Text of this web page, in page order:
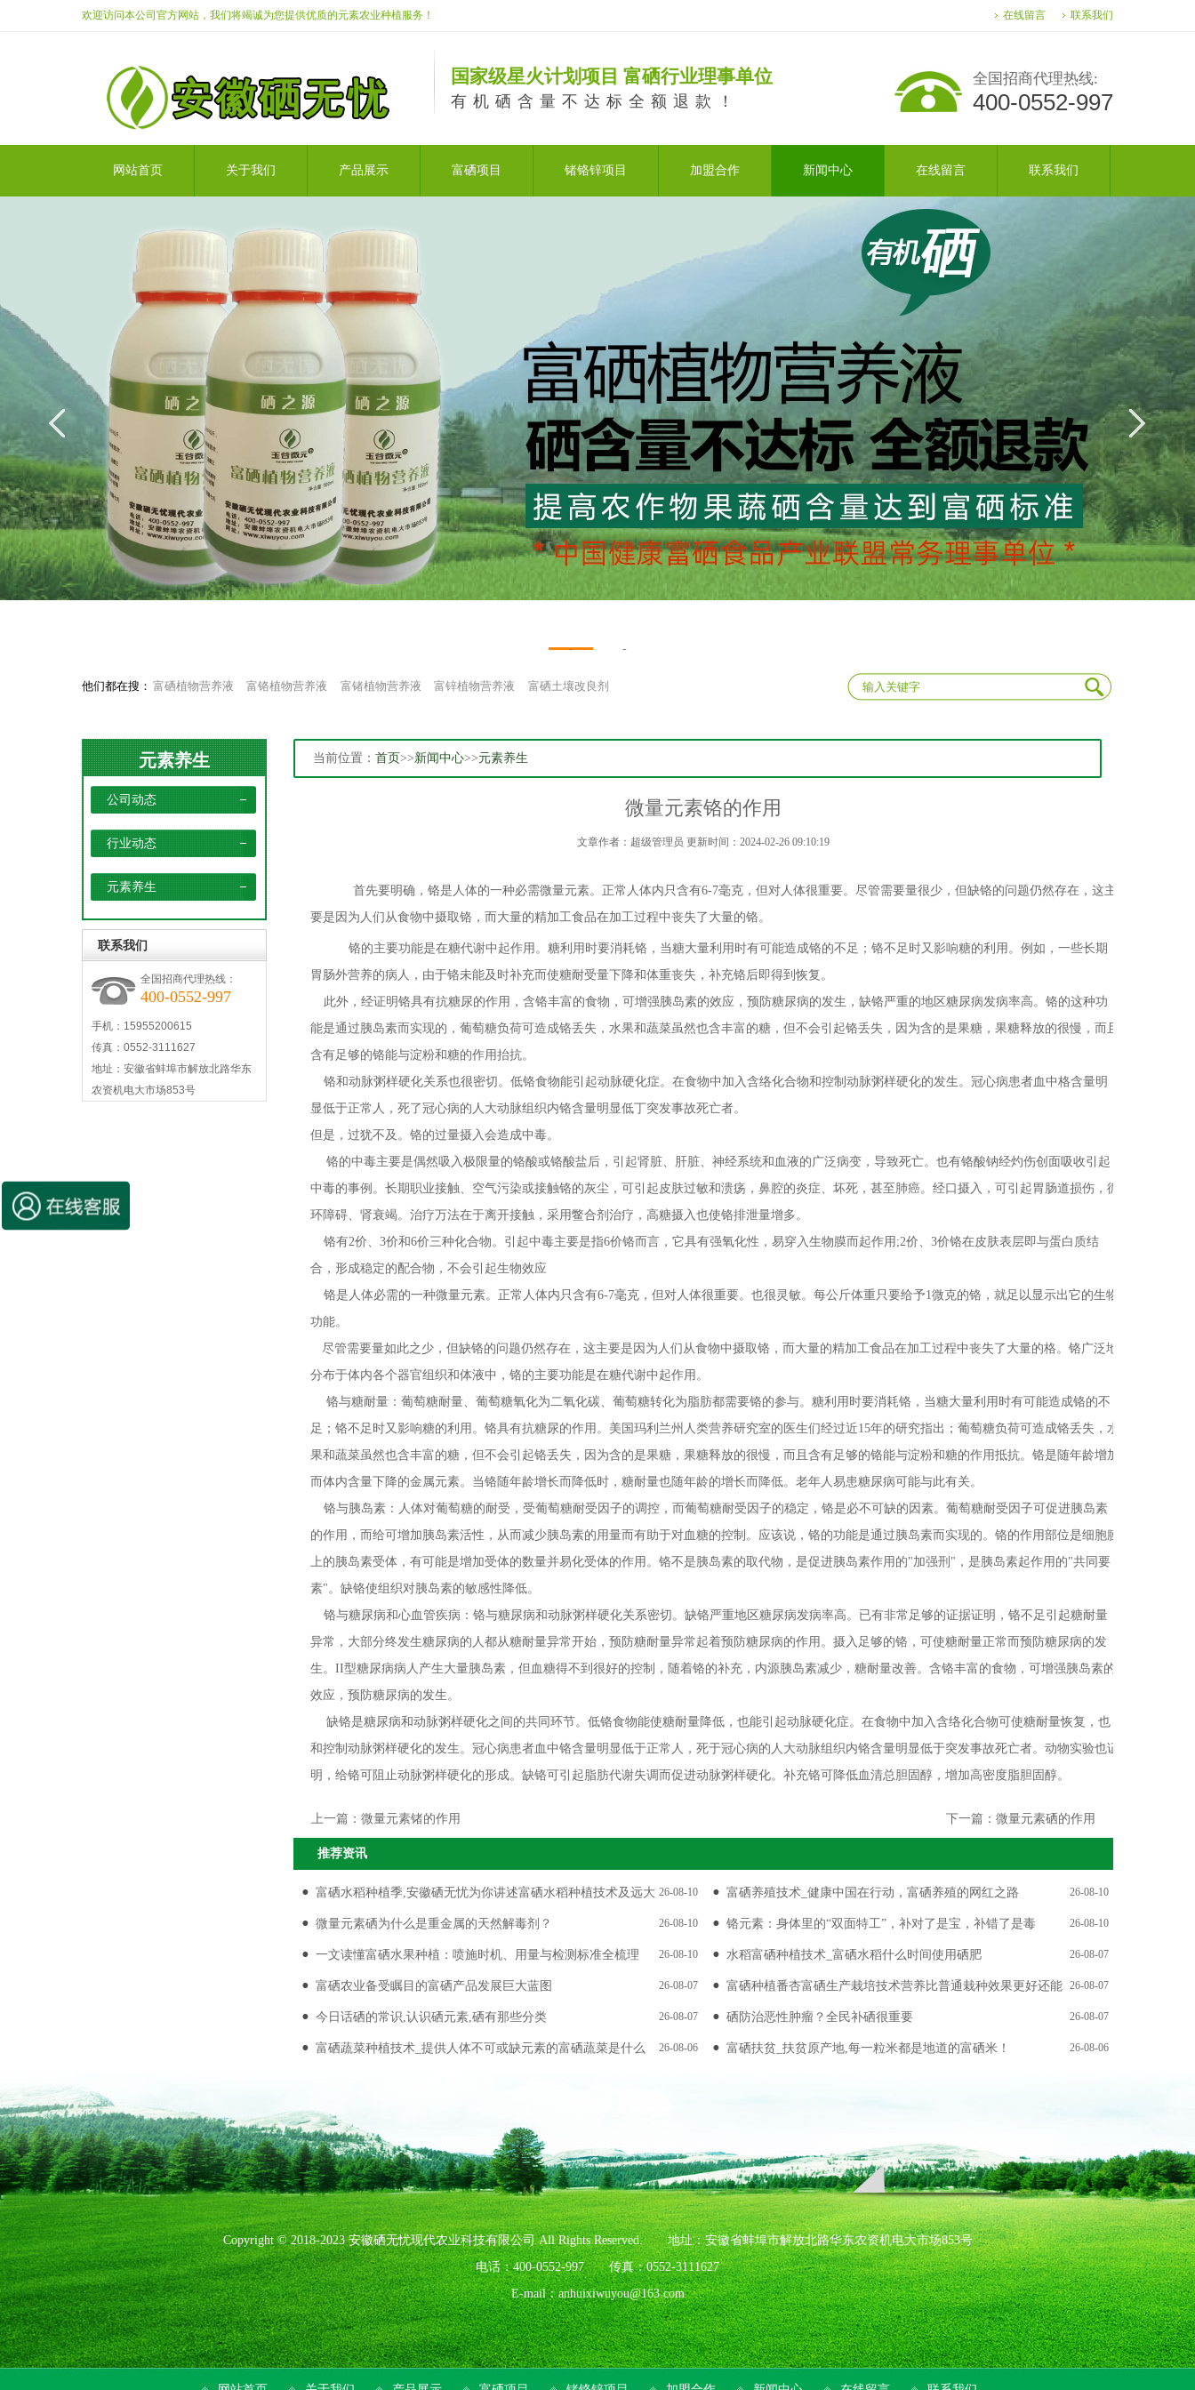
欢迎访问本公司官方网站，我们将竭诚为您提供优质的元素农业种植服务！ 在线留言 联系我们
国家级星火计划项目 富硒行业理事单位
有机硒含量不达标全额退款！
全国招商代理热线:
400-0552-997
网站首页 关于我们 产品展示 富硒项目 锗铬锌项目 加盟合作 新闻中心 在线留言 联系我们
1 2
他们都在搜： 富硒植物营养液 富铬植物营养液 富锗植物营养液 富锌植物营养液 富硒土壤改良剂
元素养生
公司动态
行业动态
元素养生
联系我们
全国招商代理热线：
400-0552-997
手机：15955200615
传真：0552-3111627
地址：安徽省蚌埠市解放北路华东
农资机电大市场853号
当前位置： 首页>>新闻中心>>元素养生
微量元素铬的作用
文章作者：超级管理员 更新时间：2024-02-26 09:10:19
首先要明确，铬是人体的一种必需微量元素。正常人体内只含有6-7毫克，但对人体很重要。尽管需要量很少，但缺铬的问题仍然存在，这主
要是因为人们从食物中摄取铬，而大量的精加工食品在加工过程中丧失了大量的铬。
铬的主要功能是在糖代谢中起作用。糖利用时要消耗铬，当糖大量利用时有可能造成铬的不足；铬不足时又影响糖的利用。例如，一些长期
胃肠外营养的病人，由于铬未能及时补充而使糖耐受量下降和体重丧失，补充铬后即得到恢复。
此外，经证明铬具有抗糖尿的作用，含铬丰富的食物，可增强胰岛素的效应，预防糖尿病的发生，缺铬严重的地区糖尿病发病率高。铬的这种功
能是通过胰岛素而实现的，葡萄糖负荷可造成铬丢失，水果和蔬菜虽然也含丰富的糖，但不会引起铬丢失，因为含的是果糖，果糖释放的很慢，而且
含有足够的铬能与淀粉和糖的作用抬抗。
铬和动脉粥样硬化关系也很密切。低铬食物能引起动脉硬化症。在食物中加入含络化合物和控制动脉粥样硬化的发生。冠心病患者血中格含量明
显低于正常人，死了冠心病的人大动脉组织内铬含量明显低丁突发事故死亡者。
但是，过犹不及。铬的过量摄入会造成中毒。
铬的中毒主要是偶然吸入极限量的铬酸或铬酸盐后，引起肾脏、肝脏、神经系统和血液的广泛病变，导致死亡。也有铬酸钠经灼伤创面吸收引起
中毒的事例。长期职业接触、空气污染或接触铬的灰尘，可引起皮肤过敏和溃疡，鼻腔的炎症、坏死，甚至肺癌。经口摄入，可引起胃肠道损伤，循
环障碍、肾衰竭。治疗万法在于离开接触，采用鳖合剂治疗，高糖摄入也使铬排泄量增多。
铬有2价、3价和6价三种化合物。引起中毒主要是指6价铬而言，它具有强氧化性，易穿入生物膜而起作用;2价、3价铬在皮肤表层即与蛋白质结
合，形成稳定的配合物，不会引起生物效应
铬是人体必需的一种微量元素。正常人体内只含有6-7毫克，但对人体很重要。也很灵敏。每公斤体重只要给予1微克的铬，就足以显示出它的生物
功能。
尽管需要量如此之少，但缺铬的问题仍然存在，这主要是因为人们从食物中摄取铬，而大量的精加工食品在加工过程中丧失了大量的格。铬广泛地
分布于体内各个器官组织和体液中，铬的主要功能是在糖代谢中起作用。
铬与糖耐量：葡萄糖耐量、葡萄糖氧化为二氧化碳、葡萄糖转化为脂肪都需要铬的参与。糖利用时要消耗铬，当糖大量利用时有可能造成铬的不
足；铬不足时又影响糖的利用。铬具有抗糖尿的作用。美国玛利兰州人类营养研究室的医生们经过近15年的研究指出；葡萄糖负荷可造成铬丢失，水
果和蔬菜虽然也含丰富的糖，但不会引起铬丢失，因为含的是果糖，果糖释放的很慢，而且含有足够的铬能与淀粉和糖的作用抵抗。铬是随年龄增加
而体内含量下降的金属元素。当铬随年龄增长而降低时，糖耐量也随年龄的增长而降低。老年人易患糖尿病可能与此有关。
铬与胰岛素：人体对葡萄糖的耐受，受葡萄糖耐受因子的调控，而葡萄糖耐受因子的稳定，铬是必不可缺的因素。葡萄糖耐受因子可促进胰岛素
的作用，而给可增加胰岛素活性，从而减少胰岛素的用量而有助于对血糖的控制。应该说，铬的功能是通过胰岛素而实现的。铬的作用部位是细胞膜
上的胰岛素受体，有可能是增加受体的数量并易化受体的作用。铬不是胰岛素的取代物，是促进胰岛素作用的"加强刑"，是胰岛素起作用的"共同要
素"。缺铬使组织对胰岛素的敏感性降低。
铬与糖尿病和心血管疾病：铬与糖尿病和动脉粥样硬化关系密切。缺铬严重地区糖尿病发病率高。已有非常足够的证据证明，铬不足引起糖耐量
异常，大部分终发生糖尿病的人都从糖耐量异常开始，预防糖耐量异常起着预防糖尿病的作用。摄入足够的铬，可使糖耐量正常而预防糖尿病的发
生。II型糖尿病病人产生大量胰岛素，但血糖得不到很好的控制，随着铬的补充，内源胰岛素减少，糖耐量改善。含铬丰富的食物，可增强胰岛素的
效应，预防糖尿病的发生。
缺铬是糖尿病和动脉粥样硬化之间的共同环节。低铬食物能使糖耐量降低，也能引起动脉硬化症。在食物中加入含络化合物可使糖耐量恢复，也
和控制动脉粥样硬化的发生。冠心病患者血中铬含量明显低于正常人，死于冠心病的人大动脉组织内铬含量明显低于突发事故死亡者。动物实验也证
明，给铬可阻止动脉粥样硬化的形成。缺铬可引起脂肪代谢失调而促进动脉粥样硬化。补充铬可降低血清总胆固醇，增加高密度脂胆固醇。
上一篇： 微量元素锗的作用 下一篇： 微量元素硒的作用
推荐资讯
26-08-10
富硒水稻种植季,安徽硒无忧为你讲述富硒水稻种植技术及远大
前景
26-08-10
富硒养殖技术_健康中国在行动，富硒养殖的网红之路
26-08-10
微量元素硒为什么是重金属的天然解毒剂？ 26-08-10
铬元素：身体里的“双面特工”，补对了是宝，补错了是毒
26-08-10
一文读懂富硒水果种植：喷施时机、用量与检测标准全梳理 26-08-07
水稻富硒种植技术_富硒水稻什么时间使用硒肥
26-08-07
富硒农业备受瞩目的富硒产品发展巨大蓝图 26-08-07
富硒种植番杏富硒生产栽培技术营养比普通栽种效果更好还能
量产
26-08-07
今日话硒的常识,认识硒元素,硒有那些分类 26-08-07
硒防治恶性肿瘤？全民补硒很重要
26-08-06
富硒蔬菜种植技术_提供人体不可或缺元素的富硒蔬菜是什么 26-08-06
富硒扶贫_扶贫原产地,每一粒米都是地道的富硒米！
Copyright © 2018-2023 安徽硒无忧现代农业科技有限公司 All Rights Reserved. 地址：安徽省蚌埠市解放北路华东农资机电大市场853号
电话：400-0552-997 传真：0552-3111627
E-mail：anhuixiwuyou@163.com